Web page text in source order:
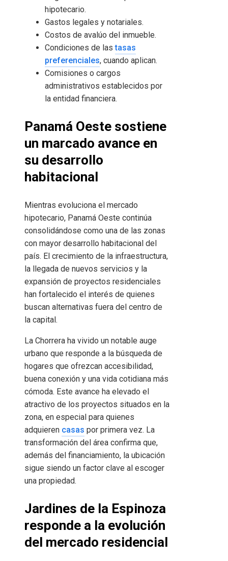
hipotecario.
Gastos legales y notariales.
Costos de avalúo del inmueble.
Condiciones de lastasas
preferenciales, cuando aplican.
Comisiones o cargos
administrativos establecidos por
la entidad financiera.
Panamá Oeste sostiene
un marcado avance en
su desarrollo
habitacional
Mientras evoluciona el mercado
hipotecario, Panamá Oeste continúa
consolidándose como una de las zonas
con mayor desarrollo habitacional del
país. El crecimiento de la infraestructura,
la llegada de nuevos servicios y la
expansión de proyectos residenciales
han fortalecido el interés de quienes
buscan alternativas fuera del centro de
la capital.
La Chorrera ha vivido un notable auge
urbano que responde a la búsqueda de
hogares que ofrezcan accesibilidad,
buena conexión y una vida cotidiana más
cómoda. Este avance ha elevado el
atractivo de los proyectos situados en la
zona, en especial para quienes
adquieren casas por primera vez. La
transformación del área confirma que,
además del financiamiento, la ubicación
sigue siendo un factor clave al escoger
una propiedad.
Jardines de la Espinoza
responde a la evolución
del mercado residencial